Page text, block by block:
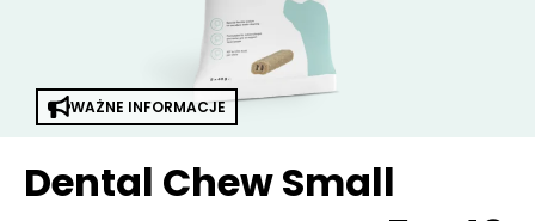
WAŻNE INFORMACJE
Dental Chew Small